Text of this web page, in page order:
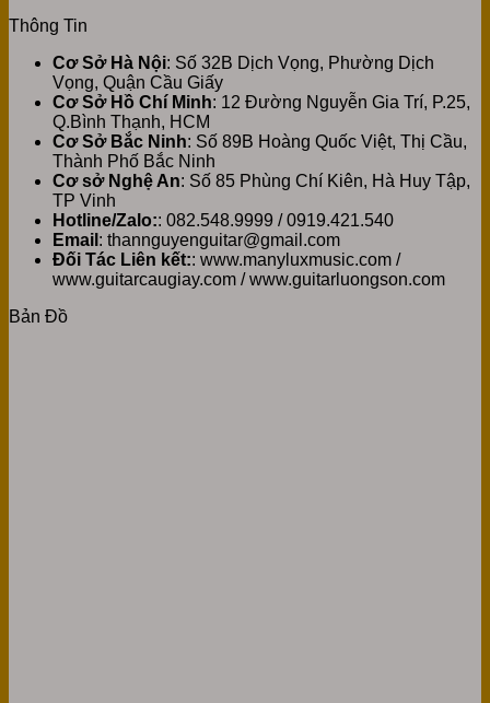
Thông Tin
Cơ Sở Hà Nội: Số 32B Dịch Vọng, Phường Dịch
Vọng, Quận Cầu Giấy
Cơ Sở Hồ Chí Minh: 12 Đường Nguyễn Gia Trí, P.25,
Q.Bình Thạnh, HCM
Cơ Sở Bắc Ninh: Số 89B Hoàng Quốc Việt, Thị Cầu,
Thành Phố Bắc Ninh
Cơ sở Nghệ An: Số 85 Phùng Chí Kiên, Hà Huy Tập,
TP Vinh
Hotline/Zalo:: 082.548.9999 / 0919.421.540
Email : thannguyenguitar@gmail.com
Đối Tác Liên kết:: www.manyluxmusic.com /
www.guitarcaugiay.com / www.guitarluongson.com
Bản Đồ